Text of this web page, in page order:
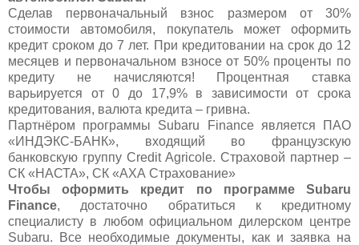
Сделав первоначальный взнос размером от 30%
стоимости автомобиля, покупатель может оформить
кредит сроком до 7 лет. При кредитовании на срок до 12
месяцев и первоначальном взносе от 50% проценты по
кредиту не начисляются! Процентная ставка
варьируется от 0 до 17,9% в зависимости от срока
кредитования, валюта кредита – гривна.
Партнёром программы Subaru Finance является ПАО
«ИНДЭКС-БАНК», входящий во французскую
банковскую группу Credit Agricole. Страховой партнер –
СК «НАСТА», СК «АХА Страхование»
Чтобы оформить кредит по программе Subaru
Finance, достаточно обратиться к кредитному
специалисту в любом официальном дилерском центре
Subaru. Все необходимые документы, как и заявка на